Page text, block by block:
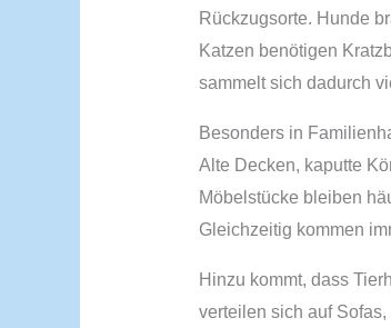
Rückzugsorte. Hunde
Katzen benötigen
sammelt sich dadurch
Besonders in
Alte Decken, kaputte
Möbelstücke bleiben
Gleichzeitig kommen
Hinzu kommt, dass
verteilen sich auf